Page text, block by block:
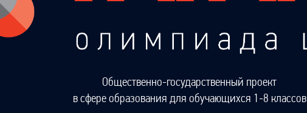
Общественно-государственный проект
в сфере образования для обучающихся 1-8 классов